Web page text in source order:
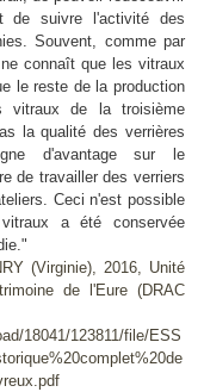
de suivre l'activité des
Souvent, comme par
connaît que les vitraux
le reste de la production
vitraux de la troisième
la qualité des verrières
d'avantage sur le
de travailler des verriers
Ceci n'est possible
a été conservée
(Virginie), 2016, Unité
de l'Eure (DRAC
18041/123811/file/ESS